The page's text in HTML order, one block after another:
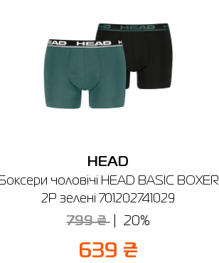
HEAD
Боксери чоловічі HEAD BASIC BOXER
2P зелені 701202741029
799 ₴ 20%
639 ₴